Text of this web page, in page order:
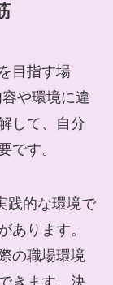
目指す場
や環境に違
して、自分
です。
践的な環境で
あります。
の職場環境